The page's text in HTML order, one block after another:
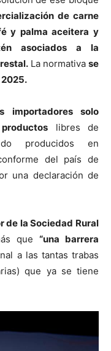
de carne
y palma aceitera y
asociados a la
La normativase
2025.
importadores solo
libres de
producidos en
del país de
una declaración de
de la Sociedad Rural
que“una barrera
a las tantas trabas
que ya se tiene